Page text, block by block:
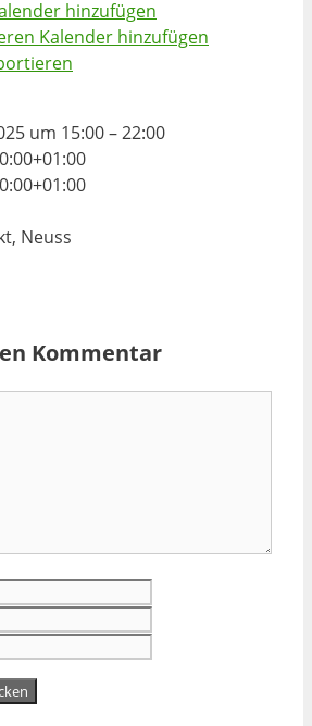
hinzufügen
Kalender hinzufügen
um 15:00 – 22:00
Neuss
Kommentar
Adresse